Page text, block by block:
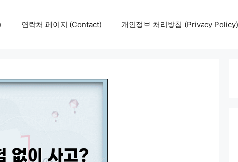
연락처 페이지 (Contact) 개인정보 처리방침 (Privacy Policy)